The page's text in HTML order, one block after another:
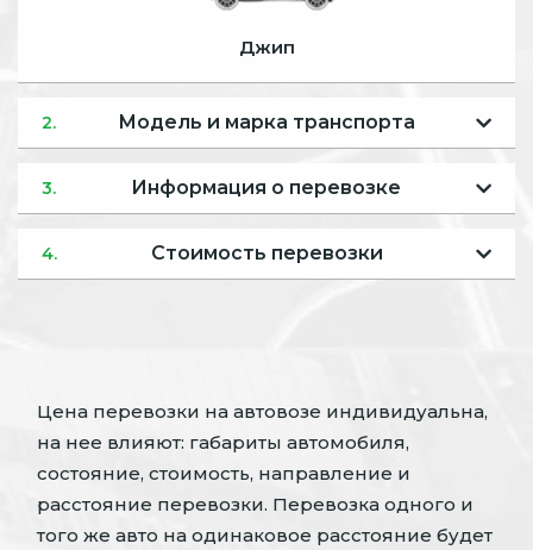
Джип
2. Модель и марка транспорта
3. Информация о перевозке
4. Стоимость перевозки
Цена перевозки на автовозе индивидуальна,
на нее влияют: габариты автомобиля,
состояние, стоимость, направление и
расстояние перевозки. Перевозка одного и
того же авто на одинаковое расстояние будет